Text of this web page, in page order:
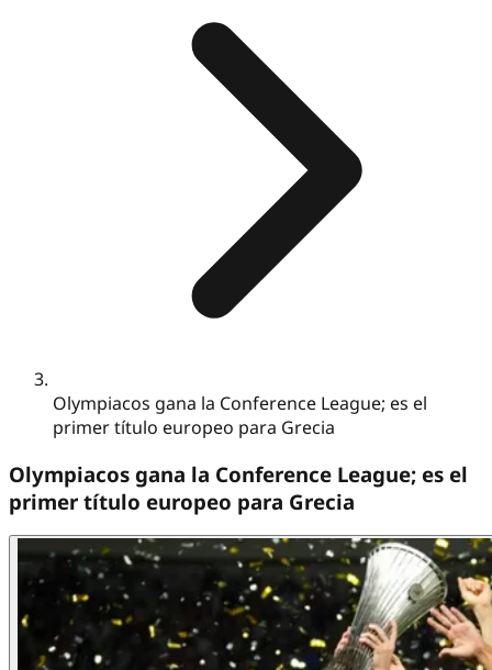
Olympiacos gana la Conference League; es el
primer título europeo para Grecia
Olympiacos gana la Conference League; es el
primer título europeo para Grecia